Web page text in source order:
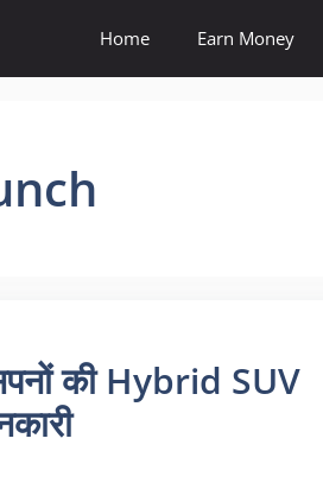
Home Earn Money
की Hybrid SUV